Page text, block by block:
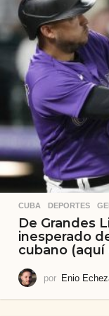
CUBA ,DEPORTES ,
De Grandes
inesperado
cubano
por Enio